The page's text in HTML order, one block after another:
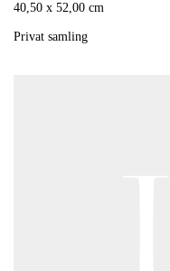
40,50 x 52,00 cm
Privat samling